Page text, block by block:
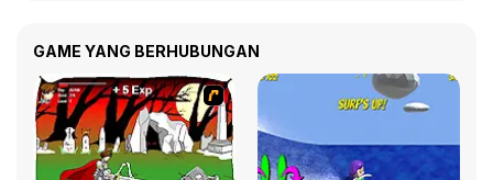
GAME YANG BERHUBUNGAN